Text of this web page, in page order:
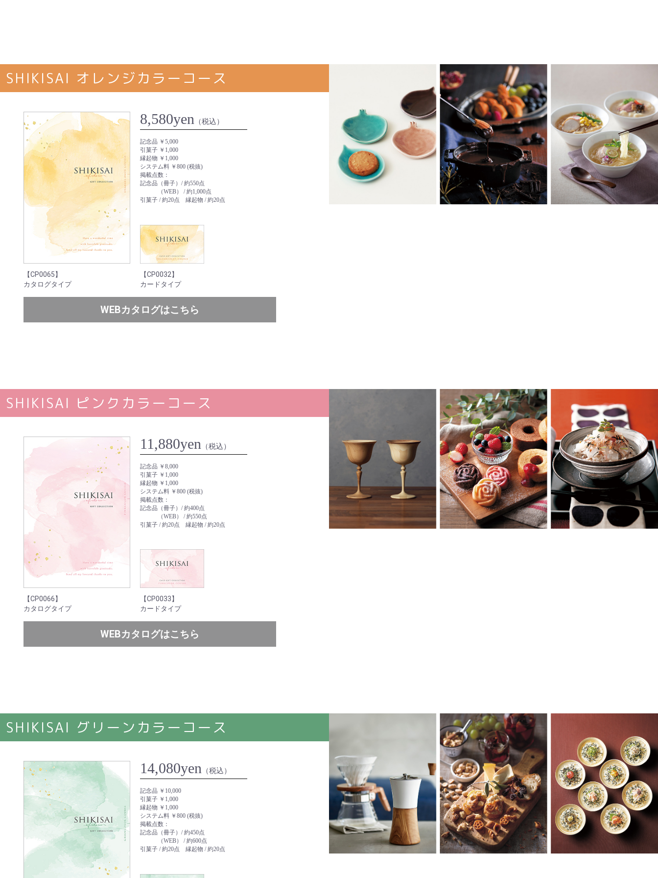
SHIKISAI オレンジカラーコース
【CP0065】
カタログタイプ
8,580yen （税込）
記念品 ￥5,000
引菓子 ￥1,000
縁起物 ￥1,000
システム料 ￥800 (税抜)
掲載点数：
記念品（冊子）/ 約550点
（WEB） / 約1,000点
引菓子 / 約20点 縁起物 / 約20点
【CP0032】
カードタイプ
WEBカタログはこちら
SHIKISAI ピンクカラーコース
【CP0066】
カタログタイプ
11,880yen （税込）
記念品 ￥8,000
引菓子 ￥1,000
縁起物 ￥1,000
システム料 ￥800 (税抜)
掲載点数：
記念品（冊子）/ 約400点
（WEB） / 約550点
引菓子 / 約20点 縁起物 / 約20点
【CP0033】
カードタイプ
WEBカタログはこちら
SHIKISAI グリーンカラーコース
14,080yen （税込）
記念品 ￥10,000
引菓子 ￥1,000
縁起物 ￥1,000
システム料 ￥800 (税抜)
掲載点数：
記念品（冊子）/ 約450点
（WEB） / 約600点
引菓子 / 約20点 縁起物 / 約20点